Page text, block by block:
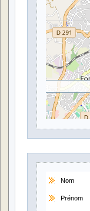
Nom
Prénom